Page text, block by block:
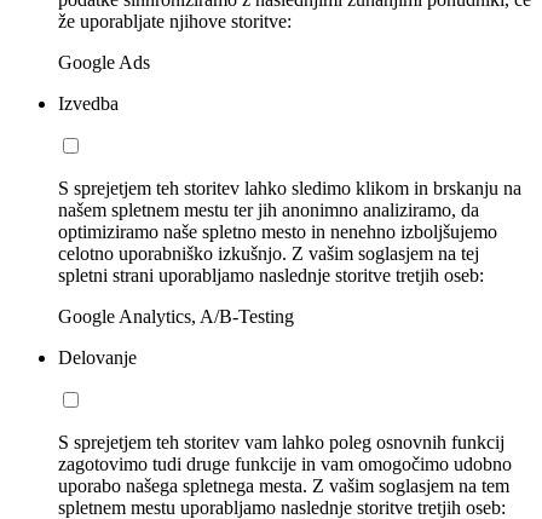
že uporabljate njihove storitve:
Google Ads
Izvedba
S sprejetjem teh storitev lahko sledimo klikom in brskanju na
našem spletnem mestu ter jih anonimno analiziramo, da
optimiziramo naše spletno mesto in nenehno izboljšujemo
celotno uporabniško izkušnjo. Z vašim soglasjem na tej
spletni strani uporabljamo naslednje storitve tretjih oseb:
Google Analytics, A/B-Testing
Delovanje
S sprejetjem teh storitev vam lahko poleg osnovnih funkcij
zagotovimo tudi druge funkcije in vam omogočimo udobno
uporabo našega spletnega mesta. Z vašim soglasjem na tem
spletnem mestu uporabljamo naslednje storitve tretjih oseb: